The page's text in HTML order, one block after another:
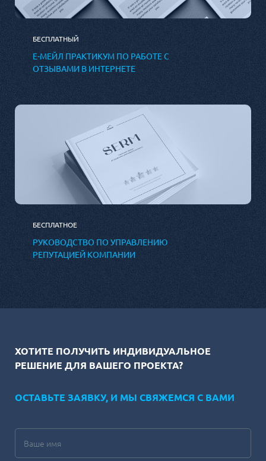
БЕСПЛАТНЫЙ
Е-МЕЙЛ ПРАКТИКУМ ПО РАБОТЕ С
ОТЗЫВАМИ В ИНТЕРНЕТЕ
БЕСПЛАТНОЕ
РУКОВОДСТВО ПО УПРАВЛЕНИЮ
РЕПУТАЦИЕЙ КОМПАНИИ
ХОТИТЕ ПОЛУЧИТЬ ИНДИВИДУАЛЬНОЕ
РЕШЕНИЕ ДЛЯ ВАШЕГО ПРОЕКТА?
ОСТАВЬТЕ ЗАЯВКУ, И МЫ СВЯЖЕМСЯ С ВАМИ